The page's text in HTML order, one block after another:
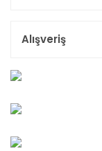
Alışveriş